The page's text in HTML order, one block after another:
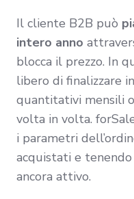
Il cliente B2B può
intero anno
blocca il prezzo. In
libero di finalizzare
quantitativi mensili
volta in volta.
i parametri
acquistati e
ancora attivo.